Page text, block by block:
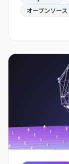
オープンソース